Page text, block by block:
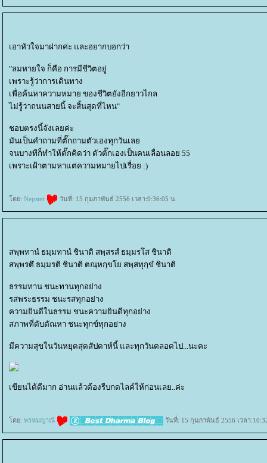
เอาหัวใจมาฝากค่ะ และอยากบอกว่า
"ลมหายใจ ก็คือ การมีชีวิตอยู่
เพราะรู้ว่าการเดินทาง
เพื่อค้นหาความหมาย ของชีวิตยังอีกยาวไกล
ไม่รู้ว่าถนนสายนี้ จะสิ้นสุดที่ไหน"
ชอบตรงนี้จังเลยค่ะ
มันเป็นคำถามที่ตั๊กถามตัวเองทุกวันเล
จนบางทีก็ทำให้ตั๊กคิดว่า ตัวตั๊กเองเป็นคนเลื่อนลอย 55
เพราะเฝ้าตามหาแต่ความหมายไปเรื่อย :)
ดย: Nepster วันที่: 15 กุมภาพันธ์ 2556 เวลา:9:36:05 น.
สพฺพทานํ ธมฺมทานํ ชินาติ สพฺสรสํ ธมฺมรโส ชินาติ
สพฺพรตึ ธมฺมรติ ชินาติ ตณฺหกฺขโย สพฺสทุกฺขํ ชินาติ
ธรรมทาน ชนะทานทุกอย่าง
รสพระธรรม ชนะรสทุกอย่าง
ความยินดีในธรรม ชนะความยินดีทุกอย่าง
สภาพที่ดับตัณหา ชนะทุกข์ทุกอย่าง
มีความสุขในวันหยุดสุดสัปดาห์นี้ และทุกวันตลอดไป...นะคะ
เขียนได้ดีมาก อ่านแล้วต้องรีบกดไลค์ให้ก่อนเลย..ค่ะ
ดย: พรหมญาณี วันที่: 15 กุมภาพันธ์ 2556 เวลา